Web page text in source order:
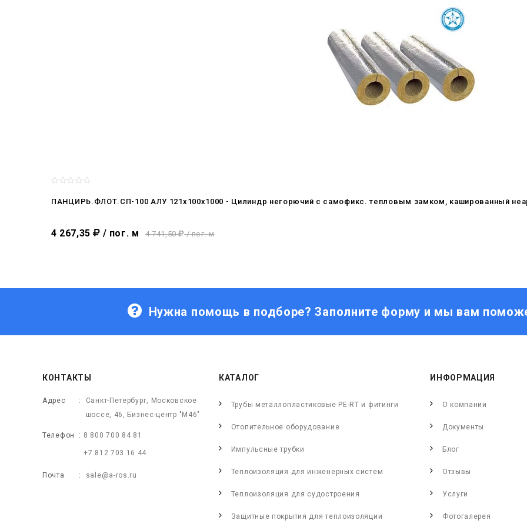
ПАНЦИРЬ.ФЛОТ.СП-100 АЛУ 121x100x1000 - Цилиндр негорючий c самофикс. тепловым замком, кашированный
4 267,35 / пог. м 4 741,50 / пог. м
Нужна помощь в подборе? Заполните форму и мы вам
КОНТАКТЫ
Адрес
Санкт-Петербург, Московское
шоссе, 46, Бизнес-центр "М46"
Телефон 8 800 700 84 81
+7 812 703 16 44
Почта sale@a-ros.ru
КАТАЛОГ
Трубы металлопластиковые PE-RT и фитинги
Отопительное оборудование
Импульсные трубки
Теплоизоляция для инженерных систем
Теплоизоляция для судостроения
Защитные покрытия для теплоизоляции
ИНФОРМАЦИЯ
О компании
Документы
Блог
Отзывы
Услуги
Фотогалерея